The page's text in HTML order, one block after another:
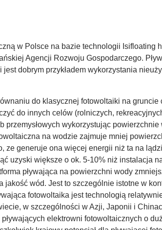
w Polsce na bazie technologii Isifloating
Agencji Rozwoju Gospodarczego.
dobrym przykładem wykorzystania
do klasycznej fotowoltaiki na gruncie
do innych celów (rolniczych,
przemysłowych wykorzystując powierzchnie
na wodzie zajmuje mniej
generuje ona więcej energii niż ta na
uzyski większe o ok. 5-10% niż instalacja
pływająca na powierzchni wody
wód. Jest to szczególnie istotne w
fotowoltaika jest technologią
w szczególności w Azji, Japonii i
elektrowni fotowoltaicznych o